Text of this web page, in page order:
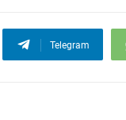
Telegram